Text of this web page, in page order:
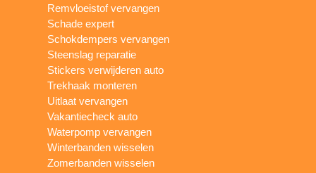
Remvloeistof vervangen
Schade expert
Schokdempers vervangen
Steenslag reparatie
Stickers verwijderen auto
Trekhaak monteren
Uitlaat vervangen
Vakantiecheck auto
Waterpomp vervangen
Winterbanden wisselen
Zomerbanden wisselen